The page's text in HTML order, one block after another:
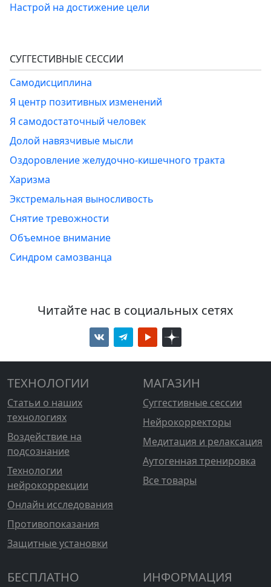
Настрой на достижение цели
СУГГЕСТИВНЫЕ СЕССИИ
Самодисциплина
Я центр позитивных изменений
Я самодостаточный человек
Долой навязчивые мысли
Оздоровление желудочно-кишечного тракта
Харизма
Экстремальная выносливость
Снятие тревожности
Объемное внимание
Синдром самозванца
Читайте нас в социальных сетях
ТЕХНОЛОГИИ
Статьи о наших
технологиях
Воздействие на
подсознание
Технологии
нейрокоррекции
Онлайн исследования
Противопоказания
Защитные установки
МАГАЗИН
Суггестивные сессии
Нейрокорректоры
Медитация и релаксация
Аутогенная тренировка
Все товары
БЕСПЛАТНО ИНФОРМАЦИЯ